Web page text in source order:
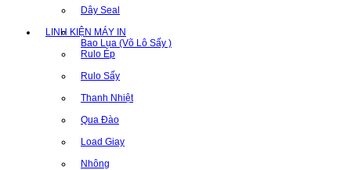
Dây Seal
LINH KIỆN MÁY IN
Bao Lụa (Võ Lô Sấy )
Rulo Ép
Rulo Sấy
Thanh Nhiệt
Qua Đào
Load Giay
Nhông